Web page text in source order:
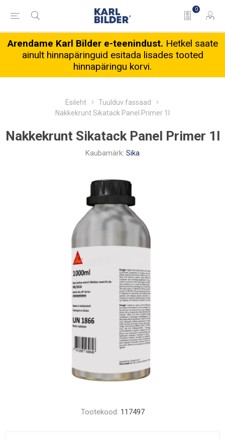
0
Arendame Karl Bilder e-teenindust. Hetkel saate
ainult hinnapäringuid esitada lisades tooted
hinnapäringu korvi.
Esileht
Tuulduv fassaad
Nakkekrunt Sikatack Panel Primer 1l
Nakkekrunt Sikatack Panel Primer 1l
Kaubamärk: Sika
Tootekood: 117497